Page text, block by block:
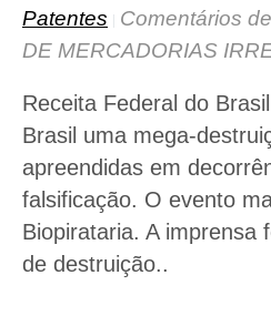
Patentes
Comentários
DE MERCADORIAS
Receita Federal do
Brasil uma mega-
apreendidas em
falsificação. O evento
Biopirataria. A imprensa
de destruição..